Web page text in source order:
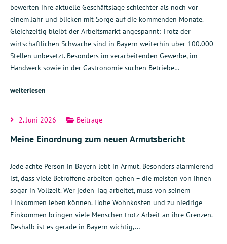
bewerten ihre aktuelle Geschäftslage schlechter als noch vor
einem Jahr und blicken mit Sorge auf die kommenden Monate.
Gleichzeitig bleibt der Arbeitsmarkt angespannt: Trotz der
wirtschaftlichen Schwäche sind in Bayern weiterhin über 100.000
Stellen unbesetzt. Besonders im verarbeitenden Gewerbe, im
Handwerk sowie in der Gastronomie suchen Betriebe…
weiterlesen
2. Juni 2026 Beiträge
Meine Einordnung zum neuen Armutsbericht
Jede achte Person in Bayern lebt in Armut. Besonders alarmierend
ist, dass viele Betroffene arbeiten gehen – die meisten von ihnen
sogar in Vollzeit. Wer jeden Tag arbeitet, muss von seinem
Einkommen leben können. Hohe Wohnkosten und zu niedrige
Einkommen bringen viele Menschen trotz Arbeit an ihre Grenzen.
Deshalb ist es gerade in Bayern wichtig,…